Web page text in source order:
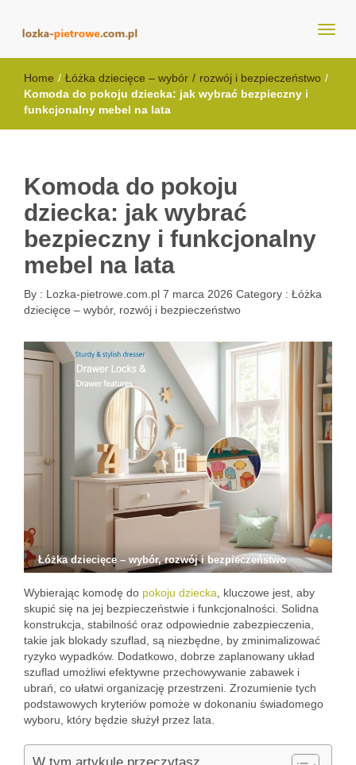
lozka-pietrowe.com.pl
Home / Łóżka dziecięce – wybór / rozwój i bezpieczeństwo /
Komoda do pokoju dziecka: jak wybrać bezpieczny i
funkcjonalny mebel na lata
Komoda do pokoju
dziecka: jak wybrać
bezpieczny i funkcjonalny
mebel na lata
By : Lozka-pietrowe.com.pl 7 marca 2026 Category : Łóżka
dziecięce – wybór, rozwój i bezpieczeństwo
Łóżka dziecięce – wybór, rozwój i bezpieczeństwo
Wybierając komodę do pokoju dziecka , kluczowe jest, aby
skupić się na jej bezpieczeństwie i funkcjonalności. Solidna
konstrukcja, stabilność oraz odpowiednie zabezpieczenia,
takie jak blokady szuflad, są niezbędne, by zminimalizować
ryzyko wypadków. Dodatkowo, dobrze zaplanowany układ
szuflad umożliwi efektywne przechowywanie zabawek i
ubrań, co ułatwi organizację przestrzeni. Zrozumienie tych
podstawowych kryteriów pomoże w dokonaniu świadomego
wyboru, który będzie służył przez lata.